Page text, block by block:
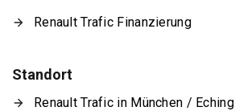
Renault Trafic Finanzierung
Standort
Renault Trafic in München / Eching